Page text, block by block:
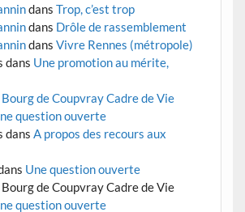
dans Trop, c’est trop
dans Drôle de rassemblement
dans Vivre Rennes (métropole)
dans Une promotion au mérite,
de Coupvray Cadre de Vie
question ouverte
dans A propos des recours aux
Une question ouverte
de Coupvray Cadre de Vie
question ouverte